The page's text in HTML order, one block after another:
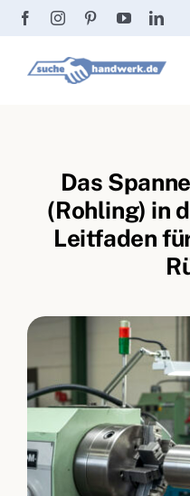
Zum
springen
Passwort vergessen?
Fliesenrechner
Handwerker Ratgeber
Das
(Rohling) in
Leitfaden